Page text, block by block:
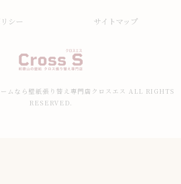
シー サイトマップ
ムなら壁紙張り替え専門店クロスエス ALL RIGHTS
RESERVED.